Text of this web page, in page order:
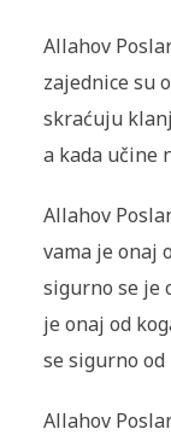
Allahov
zajednice su
skraćuju
a kada učine
Allahov
vama je onaj
sigurno se je
je onaj od
se sigurno od
Allahov